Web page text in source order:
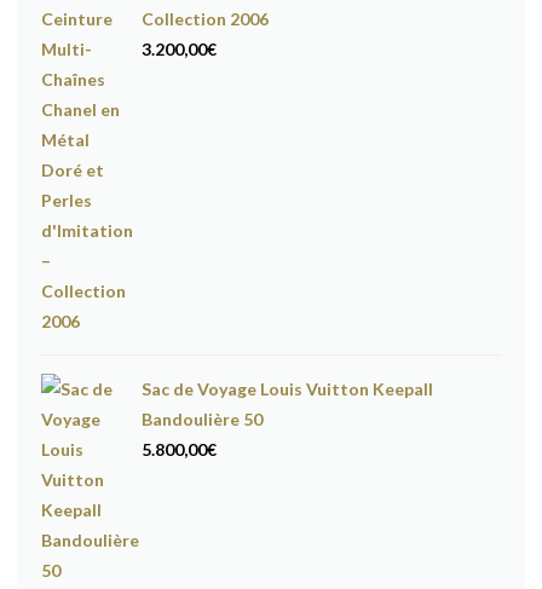
Collection 2006
3.200,00€
Sac de Voyage Louis Vuitton Keepall
Bandoulière 50
5.800,00€